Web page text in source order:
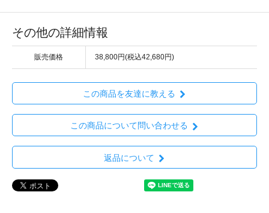
その他の詳細情報
販売価格 38,800円(税込42,680円)
この商品を友達に教える
この商品について問い合わせる
返品について